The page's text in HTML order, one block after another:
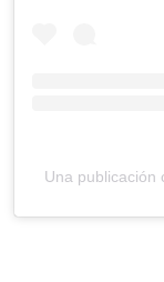
Una publicación